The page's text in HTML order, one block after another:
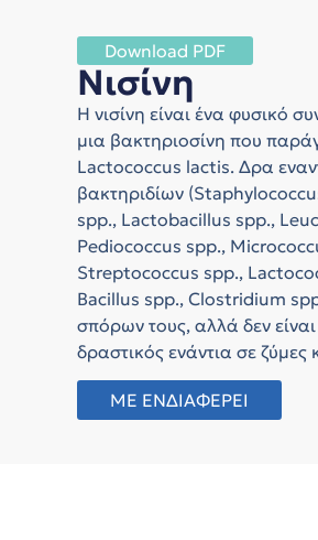
Download PDF
Νισίνη
Η νισίνη είναι ένα φυσικό
μια βακτηριοσίνη που
Lactococcus lactis. Δρα
βακτηριδίων
spp., Lactobacillus spp.,
Pediococcus spp.,
Streptococcus spp.,
Bacillus spp., Clostridium
σπόρων τους, αλλά δεν
δραστικός ενάντια σε ζύμες
ΜΕ ΕΝΔΙΑΦΕΡΕΙ